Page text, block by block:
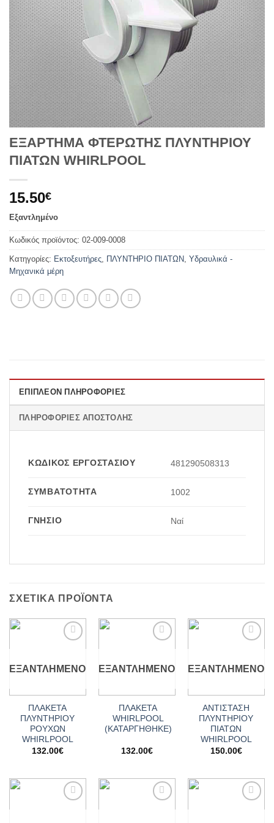
ΕΞΑΡΤΗΜΑ ΦΤΕΡΩΤΗΣ ΠΛΥΝΤΗΡΙΟΥ
ΠΙΑΤΩΝ WHIRLPOOL
15.50€
Εξαντλημένο
Κωδικός προϊόντος: 02-009-0008
Κατηγορίες: Εκτοξευτήρες ΠΛΥΝΤΗΡΙΟ ΠΙΑΤΩΝ Υδραυλικά -
Μηχανικά μέρη
ΕΠΙΠΛΈΟΝ ΠΛΗΡΟΦΟΡΊΕΣ
ΠΛΗΡΟΦΟΡΊΕΣ ΑΠΟΣΤΟΛΉΣ
ΚΩΔΙΚΌΣ ΕΡΓΟΣΤΑΣΊΟΥ 481290508313
ΣΥΜΒΑΤΌΤΗΤΑ 1002
ΓΝΉΣΙΟ Ναί
ΣΧΕΤΙΚΆ ΠΡΟΪΌΝΤΑ
ΕΞΑΝΤΛΗΜΈΝΟ
ΠΛΑΚΕΤΑ
ΠΛΥΝΤΗΡΙΟΥ
ΡΟΥΧΩΝ
WHIRLPOOL
132.00€
ΕΞΑΝΤΛΗΜΈΝΟ
ΠΛΑΚΕΤΑ
WHIRLPOOL
(ΚΑΤΑΡΓΗΘΗΚΕ)
132.00€
ΕΞΑΝΤΛΗΜΈΝΟ
ΑΝΤΙΣΤΑΣΗ
ΠΛΥΝΤΗΡΙΟΥ
ΠΙΑΤΩΝ
WHIRLPOOL
150.00€